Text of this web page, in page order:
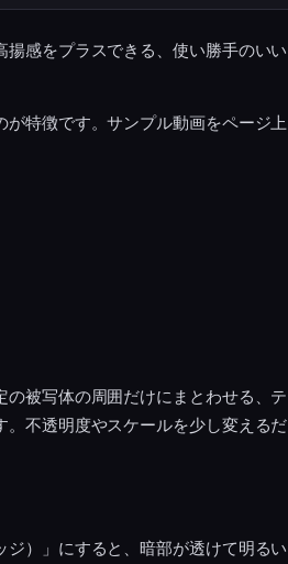
感をプラスできる、使い勝手のいい
特徴です。サンプル動画をページ上
被写体の周囲だけにまとわせる、テ
不透明度やスケールを少し変えるだ
）」にすると、暗部が透けて明るい